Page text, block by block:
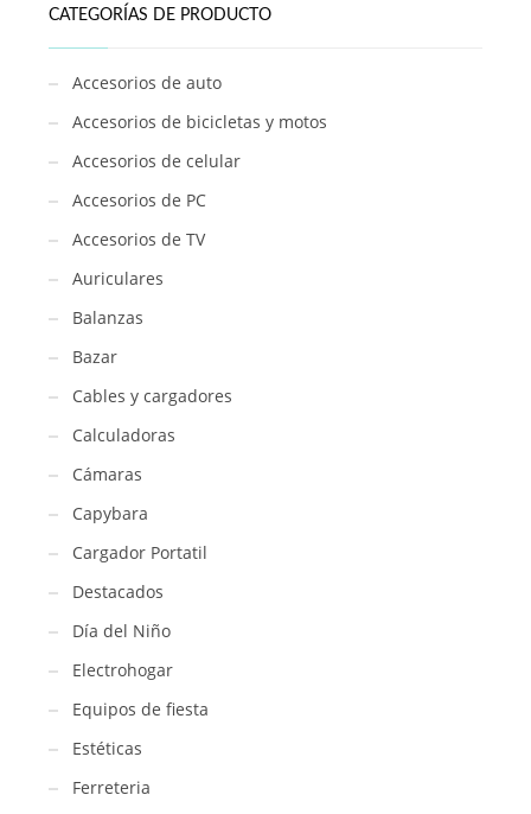
CATEGORÍAS DE PRODUCTO
Accesorios de auto
Accesorios de bicicletas y motos
Accesorios de celular
Accesorios de PC
Accesorios de TV
Auriculares
Balanzas
Bazar
Cables y cargadores
Calculadoras
Cámaras
Capybara
Cargador Portatil
Destacados
Día del Niño
Electrohogar
Equipos de fiesta
Estéticas
Ferreteria